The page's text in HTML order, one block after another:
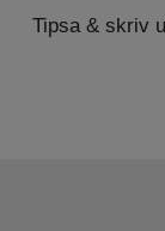
Tipsa & skriv